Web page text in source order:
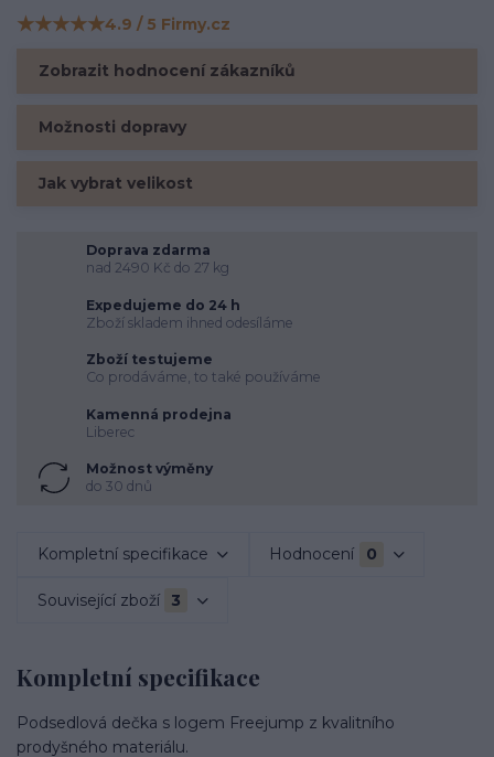
Hodnocení na Firmy.cz
★★★★★4.9 / 5 Firmy.cz
Zobrazit hodnocení zákazníků
Možnosti dopravy
Jak vybrat velikost
Doprava zdarma
nad 2490 Kč do 27 kg
Expedujeme do 24 h
Zboží skladem ihned odesíláme
Zboží testujeme
Co prodáváme, to také používáme
Kamenná prodejna
Liberec
Možnost výměny
do 30 dnů
Kompletní specifikace Hodnocení 0
Související zboží 3
Kompletní specifikace
Podsedlová dečka s logem Freejump z kvalitního
prodyšného materiálu.